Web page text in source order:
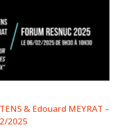
& Edouard MEYRAT –
2025